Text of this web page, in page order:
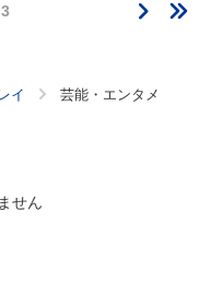
3
イ 芸能・エンタメ
せん